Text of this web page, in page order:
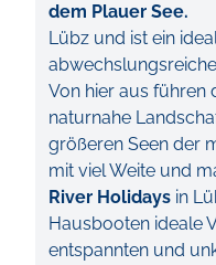
dem Plauer See.
Lübz und ist ein
Von hier aus führen
naturnahe
größeren Seen der
mit viel Weite und
River Holidays in
Hausbooten ideale
entspannten und